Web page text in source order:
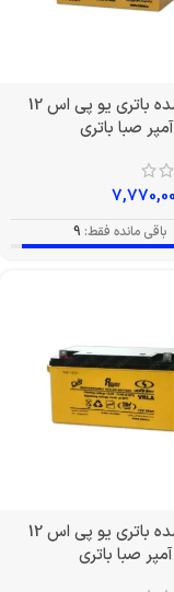
خرید عمده باتری یو پی اس 12
باقی مانده فقط: 9
خرید عمده باتری یو پی اس 12